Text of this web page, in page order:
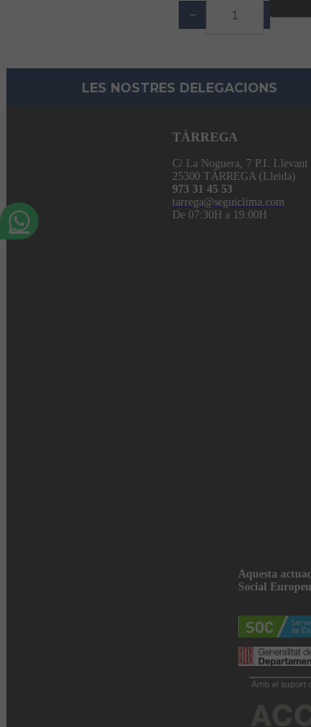
−
LES NOSTRES DELEGACIONS
TÀRREGA
C/ La Noguera, 7 P.I. Llevant
25300 TÀRREGA (Lleida)
973 31 45 53
tarrega@seguiclima.com
De 07:30H a 19:00H
Aquesta
Social